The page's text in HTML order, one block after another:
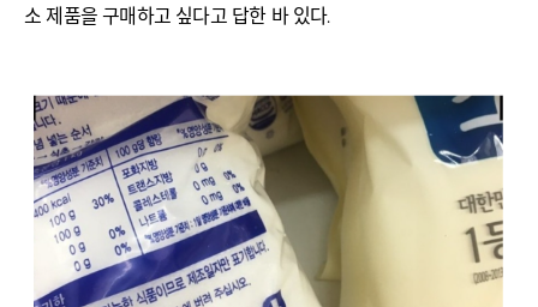
소 제품을 구매하고 싶다고 답한 바 있다.